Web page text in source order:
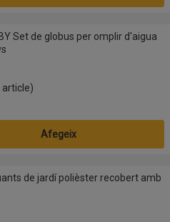
d'aigua Splash Toys
Set de globus per omplir d'aigua
article)
Afegeix
amb nitril
de jardí polièster recobert amb